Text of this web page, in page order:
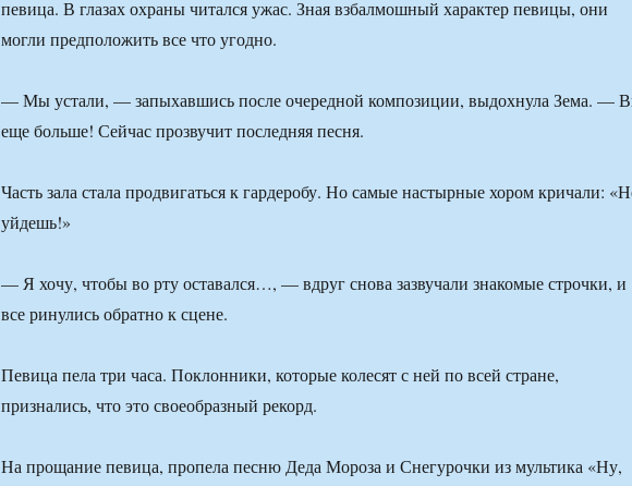
певица. В глазах охраны читался ужас. Зная взбалмошный характер певицы, они
могли предположить все что угодно.
— Мы устали, — запыхавшись после очередной композиции, выдохнула Зема. —
еще больше! Сейчас прозвучит последняя песня.
Часть зала стала продвигаться к гардеробу. Но самые настырные хором кричали:
уйдешь!»
— Я хочу, чтобы во рту оставался…, — вдруг снова зазвучали знакомые строчки, и
все ринулись обратно к сцене.
Певица пела три часа. Поклонники, которые колесят с ней по всей стране,
признались, что это своеобразный рекорд.
На прощание певица, пропела песню Деда Мороза и Снегурочки из мультика «Ну,